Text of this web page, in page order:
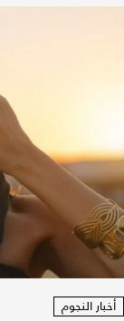
أخبار النجوم